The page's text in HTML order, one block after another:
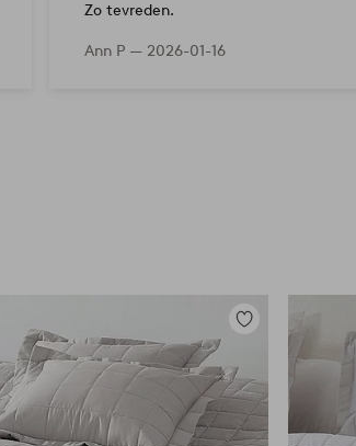
Zo tevreden.
Ann P — 2026-01-16
Toevoegen
favorieten